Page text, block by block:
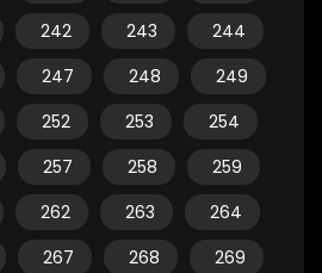
242 243
244
247 248
249
252 253
254
257 258
259
262 263
264
267 268
269